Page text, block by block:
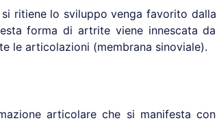
ritiene lo sviluppo venga favorito dalla
forma di artrite viene innescata da
le articolazioni (membrana sinoviale).
articolare che si manifesta con